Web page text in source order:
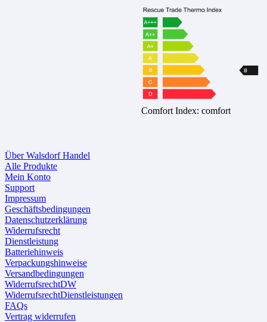
Comfort Index: comfort
Über Walsdorf Handel
Alle Produkte
Mein Konto
Support
Impressum
Geschäftsbedingungen
Datenschutzerklärung
Widerrufsrecht
Dienstleistung
Batteriehinweis
Verpackungshinweise
Versandbedingungen
WiderrufsrechtDW
WiderrufsrechtDienstleistungen
FAQs
Vertrag widerrufen